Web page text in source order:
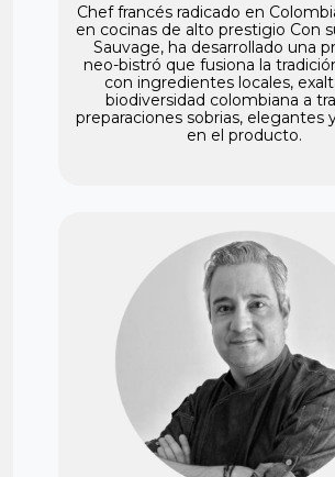
Chef francés radicado en
en cocinas de alto prestigio Con
Sauvage, ha desarrollado una
neo-bistró que fusiona la
con ingredientes locales,
biodiversidad colombiana a
preparaciones sobrias, elegantes
en el producto.